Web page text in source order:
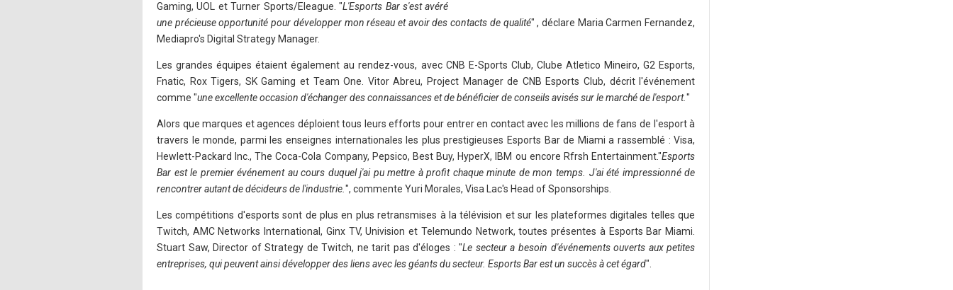
Gaming, UOL et Turner Sports/Eleague. "L'Esports Bar s'est avéré
une précieuse opportunité pour développer mon réseau et avoir des contacts de qualité" , déclare Maria Carmen Fernandez,
Mediapro's Digital Strategy Manager.
Les grandes équipes étaient également au rendez-vous, avec CNB E-Sports Club, Clube Atletico Mineiro, G2 Esports,
Fnatic, Rox Tigers, SK Gaming et Team One. Vitor Abreu, Project Manager de CNB Esports Club, décrit l'événement
comme "une excellente occasion d'échanger des connaissances et de bénéficier de conseils avisés sur le marché de l'esport."
Alors que marques et agences déploient tous leurs efforts pour entrer en contact avec les millions de fans de l'esport à
travers le monde, parmi les enseignes internationales les plus prestigieuses Esports Bar de Miami a rassemblé : Visa,
Hewlett-Packard Inc., The Coca-Cola Company, Pepsico, Best Buy, HyperX, IBM ou encore Rfrsh Entertainment."Esports
Bar est le premier événement au cours duquel j'ai pu mettre à profit chaque minute de mon temps. J'ai été impressionné de
rencontrer autant de décideurs de l'industrie. ", commente Yuri Morales, Visa Lac's Head of Sponsorships.
Les compétitions d'esports sont de plus en plus retransmises à la télévision et sur les plateformes digitales telles que
Twitch, AMC Networks International, Ginx TV, Univision et Telemundo Network, toutes présentes à Esports Bar Miami.
Stuart Saw, Director of Strategy de Twitch, ne tarit pas d'éloges : "Le secteur a besoin d'événements ouverts aux petites
entreprises, qui peuvent ainsi développer des liens avec les géants du secteur. Esports Bar est un succès à cet égard".